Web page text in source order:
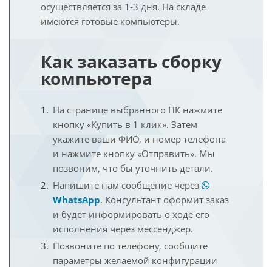
осуществляется за 1-3 дня. На складе
имеются готовые компьютеры.
Как заказать сборку
компьютера
На странице выбранного ПК нажмите
кнопку «Купить в 1 клик». Затем
укажите ваши ФИО, и номер телефона
и нажмите кнопку «Отправить». Мы
позвоним, что бы уточнить детали.
Напишите нам сообщение через
WhatsApp. Консультант оформит заказ
и будет информировать о ходе его
исполнения через мессенджер.
Позвоните по телефону, сообщите
параметры желаемой конфигурации